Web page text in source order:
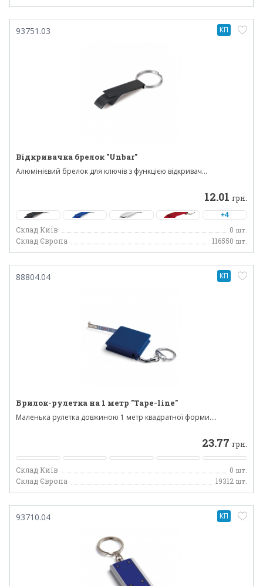
93751.03
Відкривачка брелок "Unbar"
Алюмінієвий брелок для ключів з функцією відкривач...
12.01 грн.
+4
Склад Київ 0 шт.
Склад Європа 116550 шт.
КП
88804.04
Брилок-рулетка на 1 метр "Tape-line"
Маленька рулетка довжиною 1 метр квадратної форми....
23.77 грн.
Склад Київ 0 шт.
Склад Європа 19312 шт.
КП
93710.04 КП